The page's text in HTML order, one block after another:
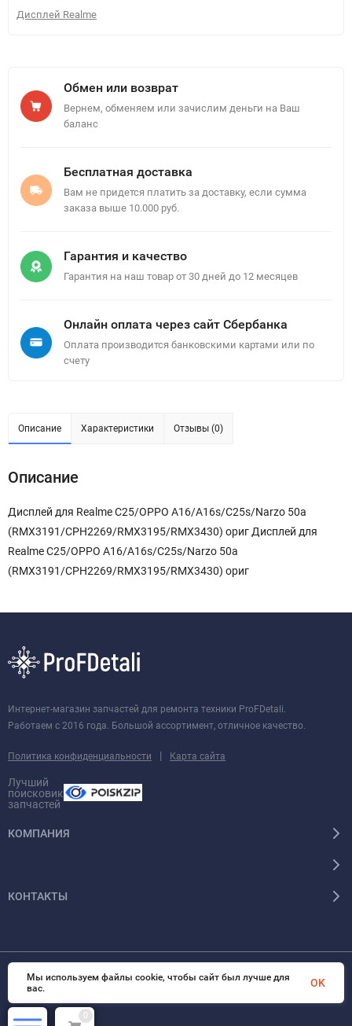
Дисплей Realme
Обмен или возврат
Вернем, обменяем или зачислим деньги на Ваш
баланс
Бесплатная доставка
Вам не придется платить за доставку, если сумма
заказа выше 10.000 руб.
Гарантия и качество
Гарантия на наш товар от 30 дней до 12 месяцев
Онлайн оплата через сайт Сбербанка
Оплата производится банковскими картами или по
счету
Описание Характеристики Отзывы (0)
Описание
Дисплей для Realme C25/OPPO A16/A16s/C25s/Narzo 50a
(RMX3191/CPH2269/RMX3195/RMX3430) ориг Дисплей для
Realme C25/OPPO A16/A16s/C25s/Narzo 50a
(RMX3191/CPH2269/RMX3195/RMX3430) ориг
Интернет-магазин запчастей для ремонта техники ProFDetali.
Работаем с 2016 года. Большой ассортимент, отличное качество.
Политика конфиденциальности | Карта сайта
Лучший
поисковик
запчастей
КОМПАНИЯ
КОНТАКТЫ
© 2026 InSale. Все права защищены
0
Мы используем файлы cookie, чтобы сайт был лучше для
вас.
OK